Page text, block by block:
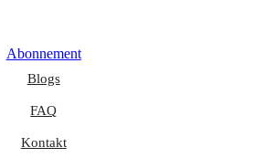
Abonnement
Blogs
FAQ
Kontakt